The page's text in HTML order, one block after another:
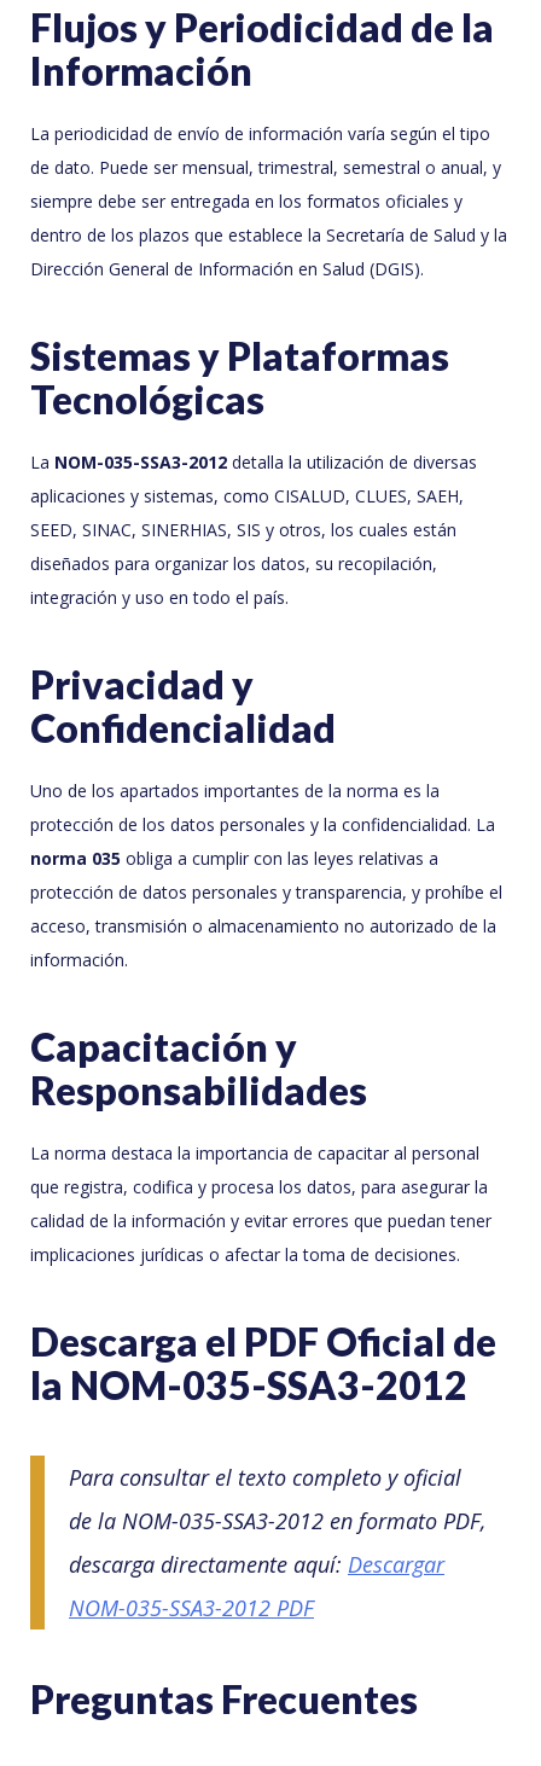
Flujos y Periodicidad de la
Información
La periodicidad de envío de información varía según el tipo
de dato. Puede ser mensual, trimestral, semestral o anual, y
siempre debe ser entregada en los formatos oficiales y
dentro de los plazos que establece la Secretaría de Salud y la
Dirección General de Información en Salud (DGIS).
Sistemas y Plataformas
Tecnológicas
La NOM-035-SSA3-2012 detalla la utilización de diversas
aplicaciones y sistemas, como CISALUD, CLUES, SAEH,
SEED, SINAC, SINERHIAS, SIS y otros, los cuales están
diseñados para organizar los datos, su recopilación,
integración y uso en todo el país.
Privacidad y
Confidencialidad
Uno de los apartados importantes de la norma es la
protección de los datos personales y la confidencialidad. La
norma 035 obliga a cumplir con las leyes relativas a
protección de datos personales y transparencia, y prohíbe el
acceso, transmisión o almacenamiento no autorizado de la
información.
Capacitación y
Responsabilidades
La norma destaca la importancia de capacitar al personal
que registra, codifica y procesa los datos, para asegurar la
calidad de la información y evitar errores que puedan tener
implicaciones jurídicas o afectar la toma de decisiones.
Descarga el PDF Oficial de
la NOM-035-SSA3-2012
Para consultar el texto completo y oficial
de la NOM-035-SSA3-2012 en formato PDF,
descarga directamente aquí: Descargar
NOM-035-SSA3-2012 PDF
Preguntas Frecuentes